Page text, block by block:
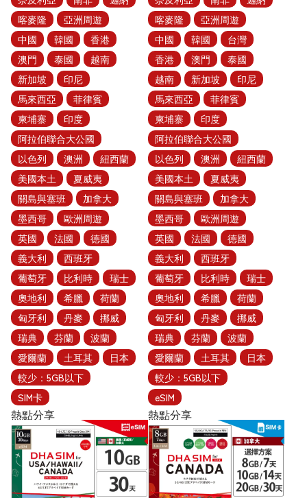
喀麥隆
亞洲周遊
中國
韓國
香港
澳門
泰國
越南
新加坡
印尼
馬來西亞
菲律賓
柬埔寨
印度
阿拉伯聯合大公國
以色列
澳洲
紐西蘭
美國本土
夏威夷
關島與塞班
加拿大
墨西哥
歐洲周遊
英國
法國
德國
義大利
西班牙
葡萄牙
比利時
瑞士
奧地利
希臘
荷蘭
匈牙利
丹麥
挪威
瑞典
芬蘭
波蘭
愛爾蘭
土耳其
日本
較少：5GB以下
SIM卡
熱點分享
喀麥隆
亞洲周遊
中國
韓國
台灣
香港
澳門
泰國
越南
新加坡
印尼
馬來西亞
菲律賓
柬埔寨
印度
阿拉伯聯合大公國
以色列
澳洲
紐西蘭
美國本土
夏威夷
關島與塞班
加拿大
墨西哥
歐洲周遊
英國
法國
德國
義大利
西班牙
葡萄牙
比利時
瑞士
奧地利
希臘
荷蘭
匈牙利
丹麥
挪威
瑞典
芬蘭
波蘭
愛爾蘭
土耳其
日本
較少：5GB以下
eSIM
熱點分享